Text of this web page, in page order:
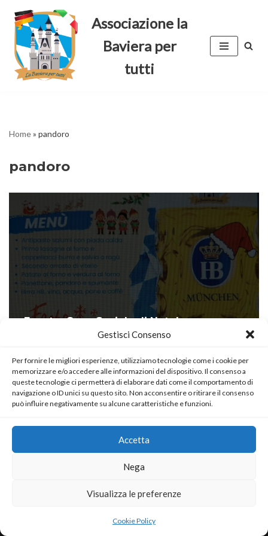
Gestisci Consenso
Per fornire le migliori esperienze, utilizziamo tecnologie come i cookie per
memorizzare e/o accedere alle informazioni del dispositivo. Il consenso a
queste tecnologie ci permetterà di elaborare dati come il comportamento di
navigazione o ID unici su questo sito. Non acconsentire o ritirare il consenso
può influire negativamente su alcune caratteristiche e funzioni.
Accetta
Nega
Visualizza le preferenze
Cookie Policy
Vai
contenuto
Associazione la
Baviera per
tutti
Home» pandoro
pandoro
Evento: Cena Sociale di Natale
23 Dicembre 2025
Neve| Powered byWordPress
Contact